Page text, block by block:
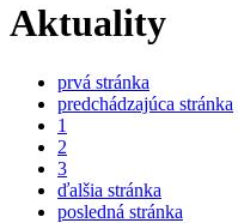
Aktuality
prvá stránka
predchádzajúca stránka
1
2
3
ďalšia stránka
posledná stránka